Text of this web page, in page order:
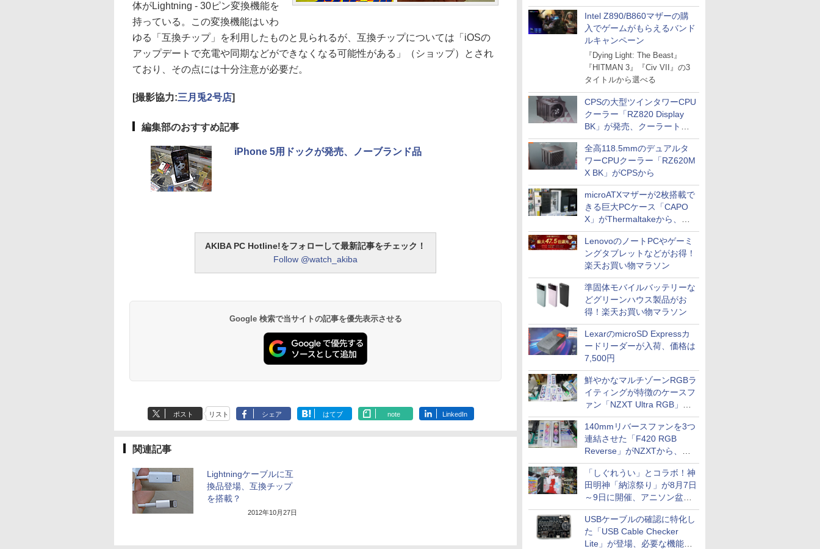
Intel Z890/B860マザーの購
入でゲームがもらえるバンド
ルキャンペーン
『Dying Light: The Beast』
『HITMAN 3』『Civ VII』の3
タイトルから選べる
CPSの大型ツインタワーCPU
クーラー「RZ820 Display
BK」が発売、クーラートッ
プに5インチ液晶搭載
全高118.5mmのデュアルタ
ワーCPUクーラー「RZ620M
X BK」がCPSから
microATXマザーが2枚搭載で
きる巨大PCケース「CAPO
X」がThermaltakeから、カ
ラーは2色
LenovoのノートPCやゲーミ
ングタブレットなどがお得！
楽天お買い物マラソン
準固体モバイルバッテリーな
どグリーンハウス製品がお
得！楽天お買い物マラソン
LexarのmicroSD Expressカ
ードリーダーが入荷、価格は
7,500円
鮮やかなマルチゾーンRGBラ
イティングが特徴のケースフ
ァン「NZXT Ultra RGB」が
発売、計8製品
140mmリバースファンを3つ
連結させた「F420 RGB
Reverse」がNZXTから、単
一フレーム採用
「しぐれうい」とコラボ！神
田明神「納涼祭り」が8月7日
～9日に開催、アニソン盆踊
りや屋台グルメなどもあり
USBケーブルの確認に特化し
た「USB Cable Checker
Lite」が登場、必要な機能を
体がLightning - 30ピン変換機能を
持っている。この変換機能はいわ
ゆる「互換チップ」を利用したものと見られるが、互換チップについては「iOSの
アップデートで充電や同期などができなくなる可能性がある」（ショップ）とされ
ており、その点には十分注意が必要だ。
[撮影協力:三月兎2号店]
編集部のおすすめ記事
iPhone 5用ドックが発売、ノーブランド品
AKIBA PC Hotline!をフォローして最新記事をチェック！
Follow @watch_akiba
Google 検索で当サイトの記事を優先表示させる
ポスト リスト シェア はてブ note LinkedIn
関連記事
Lightningケーブルに互
換品登場、互換チップ
を搭載？
2012年10月27日